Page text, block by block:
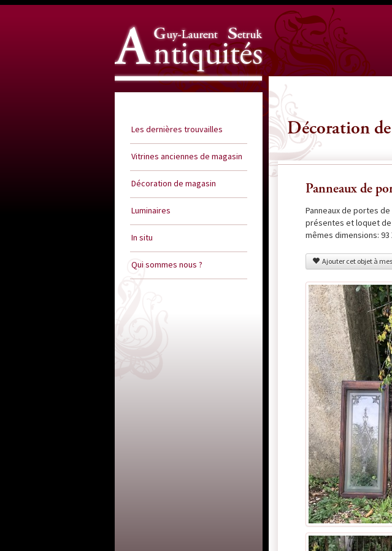
Les dernières trouvailles
Vitrines anciennes de magasin
Décoration de magasin
Luminaires
In situ
Qui sommes nous ?
Décoration
Panneaux de
Panneaux de portes
présentes et loquet
mêmes dimensions: 93
Ajouter cet objet à